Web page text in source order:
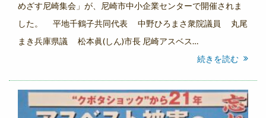
めざす尼崎集会」が、尼崎市中小企業センターで開催されま
した。 平地千鶴子共同代表 中野ひろまさ衆院議員 丸尾
まき兵庫県議 松本眞(しん)市長 尼崎アスベス…
続きを読む